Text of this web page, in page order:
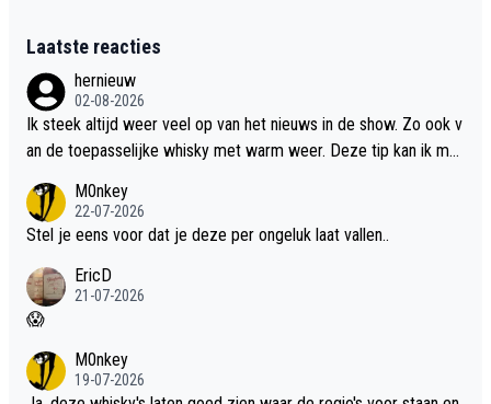
Laatste reacties
hernieuw
02-08-2026
Ik steek altijd weer veel op van het nieuws in de show. Zo ook v
an de toepasselijke whisky met warm weer. Deze tip kan ik met
M0nkey
22-07-2026
Stel je eens voor dat je deze per ongeluk laat vallen..
EricD
21-07-2026
😱
M0nkey
19-07-2026